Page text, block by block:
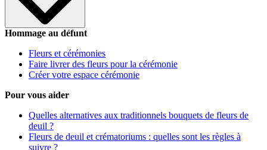
Hommage au défunt
Fleurs et cérémonies
Faire livrer des fleurs pour la cérémonie
Créer votre espace cérémonie
Pour vous aider
Quelles alternatives aux traditionnels bouquets de fleurs de
deuil ?
Fleurs de deuil et crématoriums : quelles sont les règles à
suivre ?